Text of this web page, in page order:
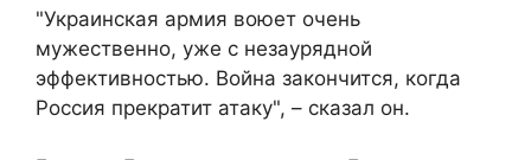
"Украинская армия воюет очень
мужественно, уже с незаурядной
эффективностью. Война закончится, когда
Россия прекратит атаку", – сказал он.